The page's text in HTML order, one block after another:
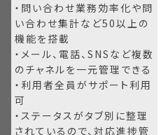
・問い合わせ業務効率化や問
い合わせ集計など50以上の
機能を搭載
・メール、電話、SNSなど複数
のチャネルを一元管理できる
・利用者全員がサポート利用
可
・ステータスがタブ別に整理
されているので、対応進捗管